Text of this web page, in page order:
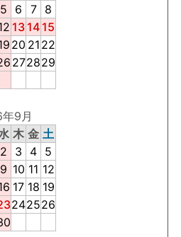
5 6 7
8
13 14 15
20 21 22
272829
9月
木 金 土
2 3 4 5
9 10 11 12
17 18 19
242526